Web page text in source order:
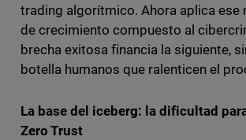
trading algorítmico. Ahora aplica ese
de crecimiento compuesto al
brecha exitosa financia la siguiente,
botella humanos que ralenticen el
La base del iceberg: la dificultad
Zero Trust